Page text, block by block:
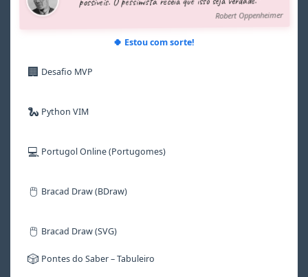
7 7 7
7
7
7
Robert Oppenheimer
🍀 Estou com sorte!
🏢 Desafio MVP
🐍 Python VIM
💻 Portugol Online (Portugomes)
🖱️ Bracad Draw (BDraw)
🖱️ Bracad Draw (SVG)
🎲 Pontes do Saber – Tabuleiro